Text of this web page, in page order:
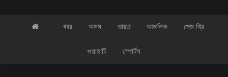
খবর অসম ভারত আঞ্চলিক পেজ থ্রি
গুয়াহাটি স্পোর্টস